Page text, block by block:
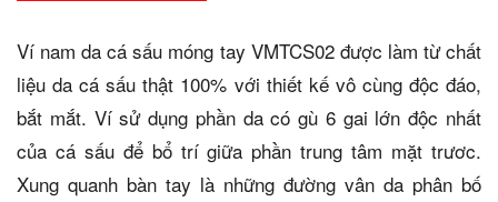
Ví nam da cá sấu móng tay VMTCS02 được làm từ chất
liệu da cá sấu thật 100% với thiết kế vô cùng độc đáo,
bắt mắt. Ví sử dụng phần da có gù 6 gai lớn độc nhất
của cá sấu để bổ trí giữa phần trung tâm mặt trươc.
Xung quanh bàn tay là những đường vân da phân bố